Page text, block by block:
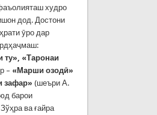
худро
дод. Достони
ӯро дар
ту», «Таронаи
– «Марши озодӣ»
зафар» (шеъри А.
барои
ва ғайра